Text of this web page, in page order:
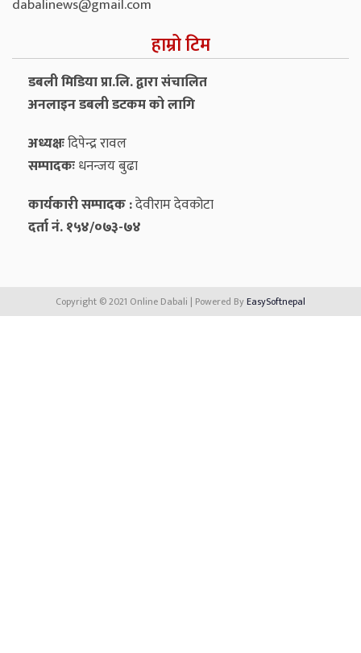
dabalinews@gmail.com
हाम्रो टिम
डबली मिडिया प्रा.लि. द्वारा संचालित
अनलाइन डबली डटकम को लागि
अध्यक्षःदिपेन्द्र रावल
सम्पादकःधनन्‍जय बुढा
कार्यकारी सम्पादक :देवीराम देवकोटा
दर्ता नं. १५४/०७३-७४
Copyright © 2021 Online Dabali | Powered ByEasySoftnepal